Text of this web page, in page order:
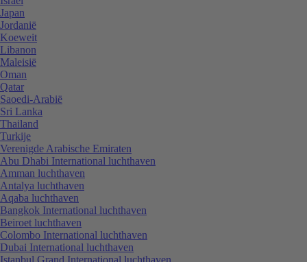
Japan
Jordanië
Koeweit
Libanon
Maleisië
Oman
Qatar
Saoedi-Arabië
Sri Lanka
Thailand
Turkije
Verenigde Arabische Emiraten
Abu Dhabi International luchthaven
Amman luchthaven
Antalya luchthaven
Aqaba luchthaven
Bangkok International luchthaven
Beiroet luchthaven
Colombo International luchthaven
Dubai International luchthaven
Istanbul Grand International luchthaven